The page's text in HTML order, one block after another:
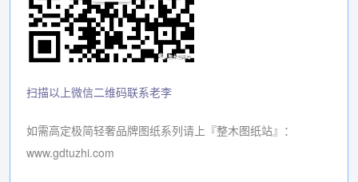
扫描以上微信二维码联系老李
如需高定极简轻奢品牌图纸系列请上『整木图纸站』：
www.gdtuzhi.com